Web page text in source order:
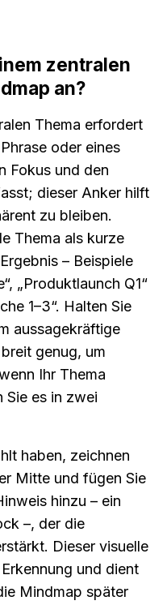
zentralen
an?
Thema erfordert
oder eines
Fokus und den
dieser Anker hilft
zu bleiben.
Thema als kurze
– Beispiele
„Produktlaunch Q1“
1–3“. Halten Sie
aussagekräftige
genug, um
Ihr Thema
Sie es in zwei
haben, zeichnen
Mitte und fügen Sie
hinzu – ein
–, der die
Dieser visuelle
und dient
Mindmap später